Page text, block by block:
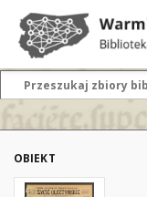
OBIEKT